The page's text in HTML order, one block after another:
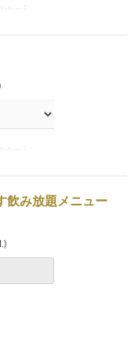
飲み放題メニュー